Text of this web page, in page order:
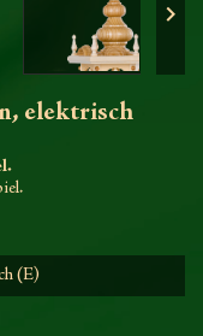

elektrisch
(E)